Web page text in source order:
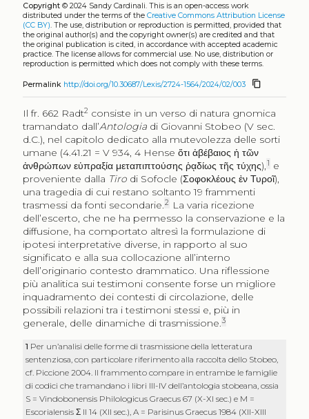
Copyright© 2024 Sandy Cardinali. This is an open-access work
distributed under the terms of the Creative Commons Attribution License
(CC BY). The use, distribution or reproduction is permitted, provided that
the original author(s) and the copyright owner(s) are credited and that
the original publication is cited, in accordance with accepted academic
practice. The license allows for commercial use. No use, distribution or
reproduction is permitted which does not comply with these terms.
Permalink http://doi.org/10.30687/Lexis/2724-1564/2024/02/003 content_copy
Il fr. 662 Radt2 consiste in un verso di natura gnomica
tramandato dall’Antologiadi Giovanni Stobeo (V sec.
d.C.), nel capitolo dedicato alla mutevolezza delle sorti
umane (4.41.21 = V 934, 4 Hense ὅτι ἀβέβαιος ἡ τῶν
ἀνθρώπων εὐπραξία μεταπιπτούσης ῥᾳδίως τῆς τύχης),1 e
proveniente dalla Tirodi Sofocle (Σοφοκλέους ἐν Τυροῖ),
una tragedia di cui restano soltanto 19 frammenti
trasmessi da fonti secondarie.2
La varia ricezione
dell’escerto, che ne ha permesso la conservazione e la
diffusione, ha comportato altresì la formulazione di
ipotesi interpretative diverse, in rapporto al suo
significato e alla sua collocazione all’interno
dell’originario contesto drammatico. Una riflessione
più analitica sui testimoni consente forse un migliore
inquadramento dei contesti di circolazione, delle
possibili relazioni tra i testimoni stessi e, più in
generale, delle dinamiche di trasmissione.3
1 Per un’analisi delle forme di trasmissione della letteratura
sentenziosa, con particolare riferimento alla raccolta dello Stobeo,
cf. Piccione 2004. Il frammento compare in entrambe le famiglie
di codici che tramandano i libri III-IV dell’antologia stobeana, ossia
S = Vindobonensis Philologicus Graecus 67 (X-XI sec.) e M =
EscorialensisΣ II 14 (XII sec.), A = Parisinus Graecus 1984 (XII-XIII